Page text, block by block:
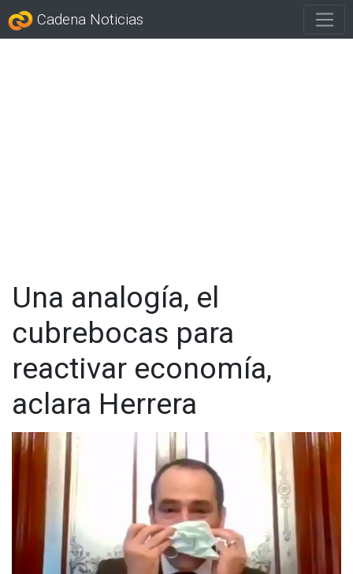
Cadena Noticias
Una analogía, el
cubrebocas para
reactivar economía,
aclara Herrera